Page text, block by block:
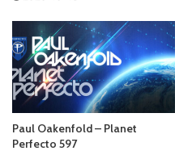
Tracklist:
No playlist
01 Zaa – Release Yourself
02Paul Oakenfold& Carl
Mix) /Perfecto/
Paul Oakenfold – Planet
Perfecto 597